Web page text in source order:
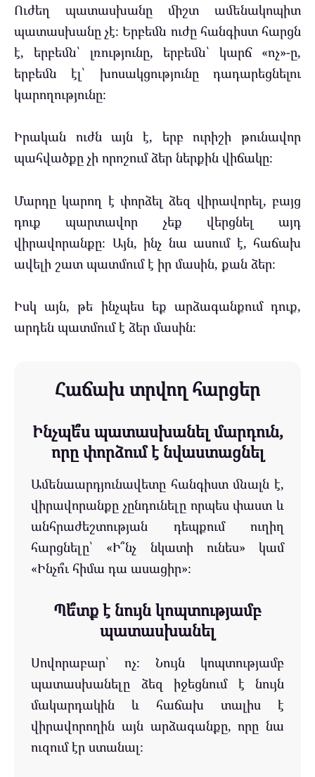
Ուժեղ պատասխանը միշտ ամենակոպիտ
պատասխանը չէ։ Երբեմն ուժը հանգիստ հարցն
է, երբեմն՝ լռությունը, երբեմն՝ կարճ «ոչ»-ը,
երբեմն էլ՝ խոսակցությունը դադարեցնելու
կարողությունը։
Իրական ուժն այն է, երբ ուրիշի թունավոր
պահվածքը չի որոշում ձեր ներքին վիճակը։
Մարդը կարող է փորձել ձեզ վիրավորել, բայց
դուք պարտավոր չեք վերցնել այդ
վիրավորանքը։ Այն, ինչ նա ասում է, հաճախ
ավելի շատ պատմում է իր մասին, քան ձեր։
Իսկ այն, թե ինչպես եք արձագանքում դուք,
արդեն պատմում է ձեր մասին։
Հաճախ տրվող հարցեր
Ինչպե՞ս պատասխանել մարդուն,
որը փորձում է նվաստացնել
Ամենաարդյունավետը հանգիստ մնալն է,
վիրավորանքը չընդունելը որպես փաստ և
անհրաժեշտության դեպքում ուղիղ
հարցնելը՝ «Ի՞նչ նկատի ունես» կամ
«Ինչո՞ւ հիմա դա ասացիր»։
Պե՞տք է նույն կոպտությամբ
պատասխանել
Սովորաբար՝ ոչ։ Նույն կոպտությամբ
պատասխանելը ձեզ իջեցնում է նույն
մակարդակին և հաճախ տալիս է
վիրավորողին այն արձագանքը, որը նա
ուզում էր ստանալ։